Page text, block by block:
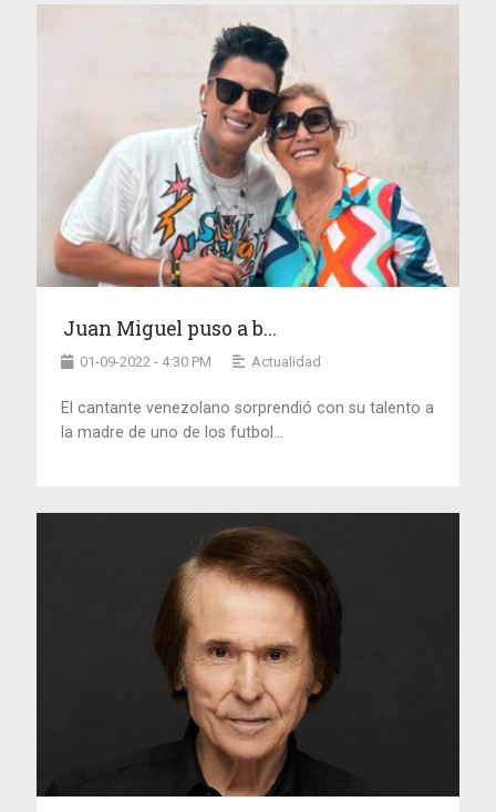
Juan Miguel puso a b...
01-09-2022 - 4:30 PM Actualidad
El cantante venezolano sorprendió con su talento a
la madre de uno de los futbol...